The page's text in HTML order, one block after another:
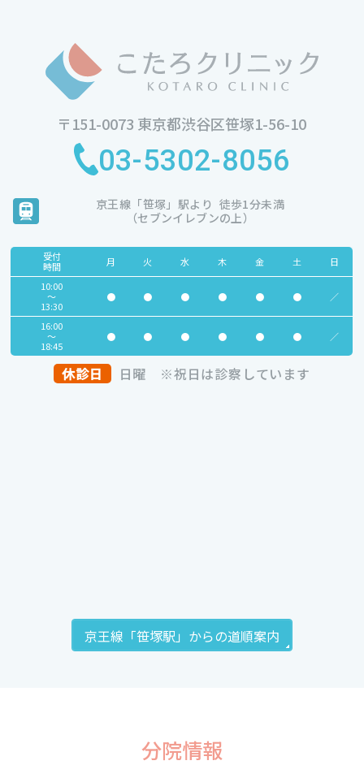
〒151-0073 東京都渋谷区笹塚1-56-10
03-5302-8056
京王線 「笹塚」駅より 徒歩1分未満
（セブンイレブンの上）
受付
時間
月 火 水 木 金 土
日
10:00
～
13:30
● ● ● ● ● ● ／
16:00
～
18:45
● ● ● ● ● ● ／
休診日 日曜 ※祝日は診察しています
京王線「笹塚駅」からの道順案内
分院情報